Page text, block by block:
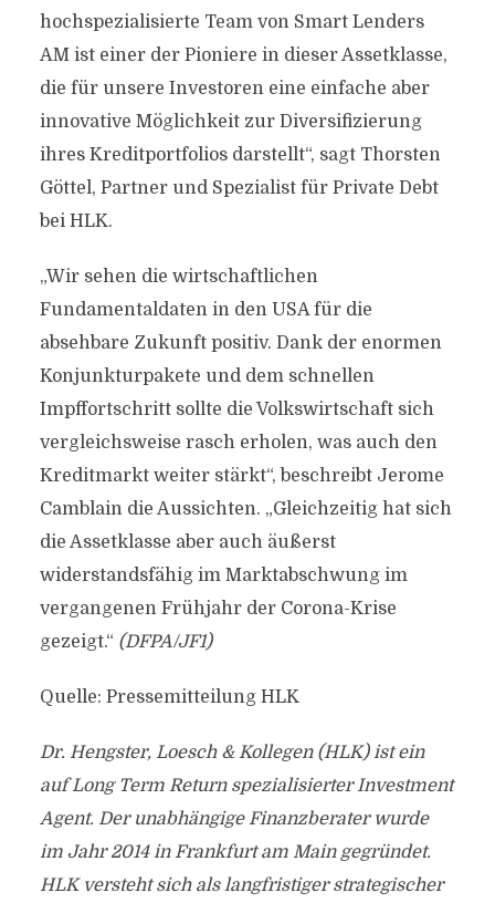
hochspezialisierte Team von Smart Lenders
AM ist einer der Pioniere in dieser Assetklasse,
die für unsere Investoren eine einfache aber
innovative Möglichkeit zur Diversifizierung
ihres Kreditportfolios darstellt“, sagt Thorsten
Göttel, Partner und Spezialist für Private Debt
bei HLK.
„Wir sehen die wirtschaftlichen
Fundamentaldaten in den USA für die
absehbare Zukunft positiv. Dank der enormen
Konjunkturpakete und dem schnellen
Impffortschritt sollte die Volkswirtschaft sich
vergleichsweise rasch erholen, was auch den
Kreditmarkt weiter stärkt“, beschreibt Jerome
Camblain die Aussichten. „Gleichzeitig hat sich
die Assetklasse aber auch äußerst
widerstandsfähig im Marktabschwung im
vergangenen Frühjahr der Corona-Krise
gezeigt.“ (DFPA/JF1)
Quelle: Pressemitteilung HLK
Dr. Hengster, Loesch & Kollegen (HLK) ist ein
auf Long Term Return spezialisierter Investment
Agent. Der unabhängige Finanzberater wurde
im Jahr 2014 in Frankfurt am Main gegründet.
HLK versteht sich als langfristiger strategischer